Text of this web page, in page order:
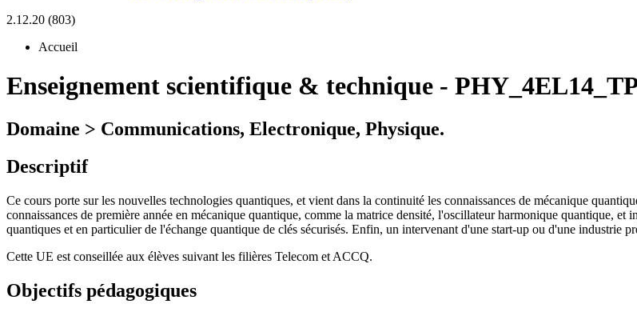
2.12.20 (803)
Accueil
Enseignement scientifique & technique -
Domaine > Communications, Electronique, Physique.
Descriptif
Ce cours porte sur les nouvelles technologies quantiques, et vient dans la continuité les connaissances de mécanique
connaissances de première année en mécanique quantique, comme la matrice densité, l'oscillateur harmonique quantique,
quantiques et en particulier de l'échange quantique de clés sécurisés. Enfin, un intervenant d'une start-up ou d'une industrie
Cette UE est conseillée aux élèves suivant les filières Telecom et ACCQ.
Objectifs pédagogiques